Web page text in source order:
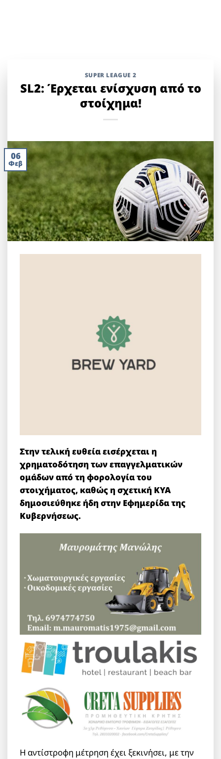
SUPER LEAGUE 2
SL2: Έρχεται ενίσχυση από το
στοίχημα!
06
Φεβ
Στην τελική ευθεία εισέρχεται η
χρηματοδότηση των επαγγελματικών
ομάδων από τη φορολογία του
στοιχήματος, καθώς η σχετική ΚΥΑ
δημοσιεύθηκε ήδη στην Εφημερίδα της
Κυβερνήσεως.
Η αντίστροφη μέτρηση έχει ξεκινήσει, με την